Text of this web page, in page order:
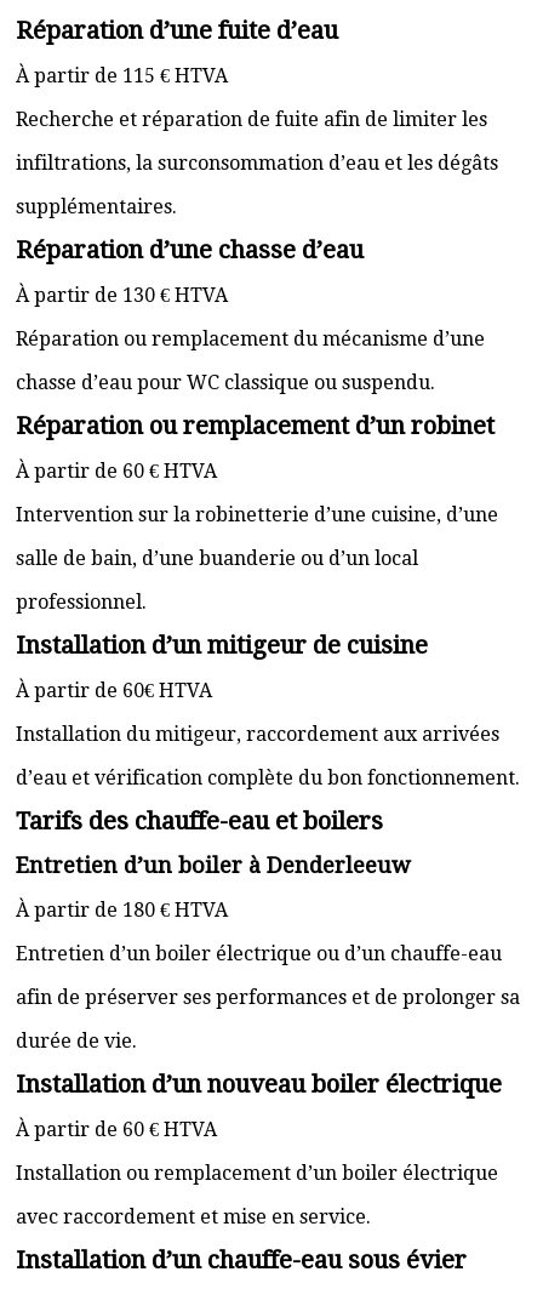
Réparation d’une fuite d’eau
À partir de 115 € HTVA
Recherche et réparation de fuite afin de limiter les
infiltrations, la surconsommation d’eau et les dégâts
supplémentaires.
Réparation d’une chasse d’eau
À partir de 130 € HTVA
Réparation ou remplacement du mécanisme d’une
chasse d’eau pour WC classique ou suspendu.
Réparation ou remplacement d’un robinet
À partir de 60 € HTVA
Intervention sur la robinetterie d’une cuisine, d’une
salle de bain, d’une buanderie ou d’un local
professionnel.
Installation d’un mitigeur de cuisine
À partir de 60€ HTVA
Installation du mitigeur, raccordement aux arrivées
d’eau et vérification complète du bon fonctionnement.
Tarifs des chauffe-eau et boilers
Entretien d’un boiler à Denderleeuw
À partir de 180 € HTVA
Entretien d’un boiler électrique ou d’un chauffe-eau
afin de préserver ses performances et de prolonger sa
durée de vie.
Installation d’un nouveau boiler électrique
À partir de 60 € HTVA
Installation ou remplacement d’un boiler électrique
avec raccordement et mise en service.
Installation d’un chauffe-eau sous évier